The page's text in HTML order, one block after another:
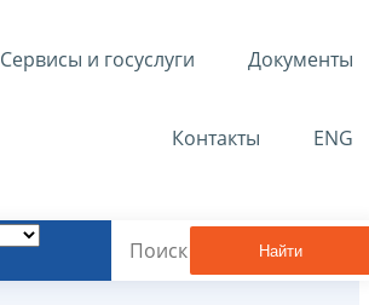
Сервисы и госуслуги Документы
Контакты ENG
Найти